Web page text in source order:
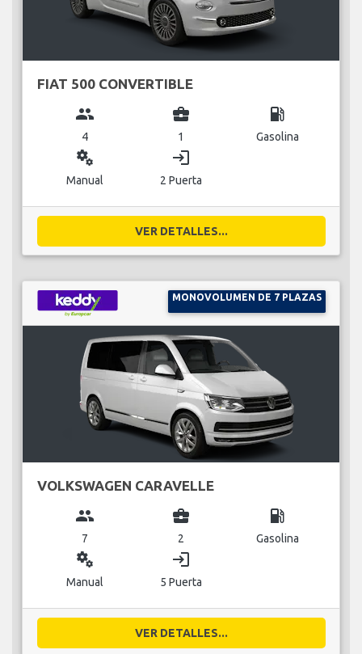
FIAT 500 CONVERTIBLE
group
4
business_center
1
local_gas_station
Gasolina
miscellaneous_services
Manual
login
2 Puerta
VER DETALLES...
MONOVOLUMEN DE 7 PLAZAS
VOLKSWAGEN CARAVELLE
group
7
business_center
2
local_gas_station
Gasolina
miscellaneous_services
Manual
login
5 Puerta
VER DETALLES...